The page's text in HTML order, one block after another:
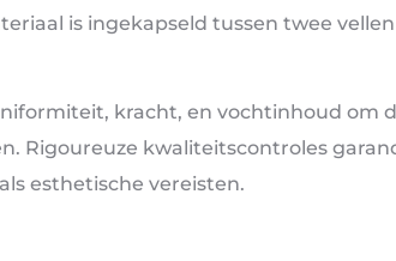
is ingekapseld tussen twee
kracht, en vochtinhoud om
Rigoureuze kwaliteitscontroles
esthetische vereisten.